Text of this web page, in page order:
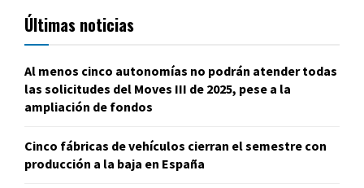
Últimas noticias
Al menos cinco autonomías no podrán atender todas
las solicitudes del Moves III de 2025, pese a la
ampliación de fondos
Cinco fábricas de vehículos cierran el semestre con
producción a la baja en España